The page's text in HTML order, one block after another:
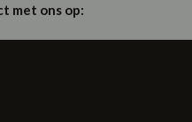
met ons op: